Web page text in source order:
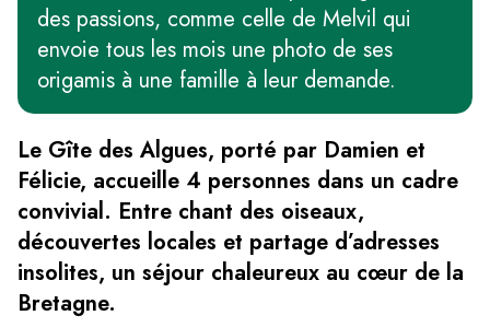
des passions, comme celle de Melvil qui
envoie tous les mois une photo de ses
origamis à une famille à leur demande.
Le Gîte des Algues, porté par Damien et
Félicie, accueille 4 personnes dans un cadre
convivial. Entre chant des oiseaux,
découvertes locales et partage d’adresses
insolites, un séjour chaleureux au cœur de la
Bretagne.